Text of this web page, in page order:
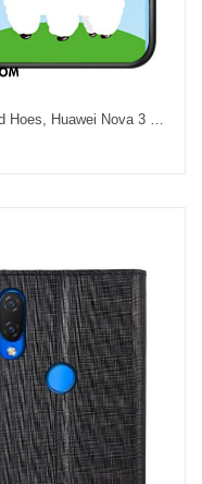
Huawei Nova 3 Hoesje Blauw Scheppend Hoes, Huawei Nova 3 Hoesje Zacht Hanger